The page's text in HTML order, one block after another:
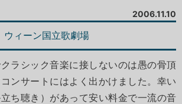
2006.11.10
ウィーン国立歌劇場
ラシック音楽に接しないのは愚の骨頂
ンサートにはよく出かけました。幸い
ち聴き）があって安い料金で一流の音